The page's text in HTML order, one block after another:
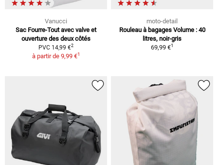
Vanucci
Sac Fourre-Tout avec valve et
ouverture des deux côtés
PVC 14,99 €2
à partir de 9,99 €1
moto-detail
Rouleau à bagages Volume : 40
litres, noir-gris
69,99 €1